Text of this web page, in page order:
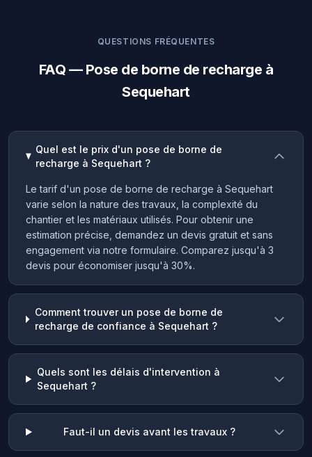
QUESTIONS FRÉQUENTES
FAQ — Pose de borne de recharge à
Sequehart
Quel est le prix d'un pose de borne de
recharge à Sequehart ?
Le tarif d'un pose de borne de recharge à Sequehart
varie selon la nature des travaux, la complexité du
chantier et les matériaux utilisés. Pour obtenir une
estimation précise, demandez un devis gratuit et sans
engagement via notre formulaire. Comparez jusqu'à 3
devis pour économiser jusqu'à 30%.
Comment trouver un pose de borne de
recharge de confiance à Sequehart ?
Quels sont les délais d'intervention à
Sequehart ?
Faut-il un devis avant les travaux ?